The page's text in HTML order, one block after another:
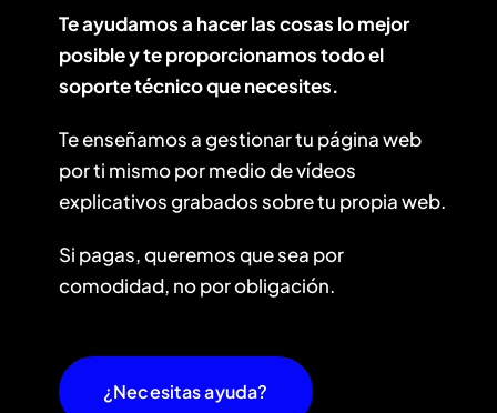
Te ayudamos a hacer las cosas lo mejor
posible y te proporcionamos todo el
soporte técnico que necesites.
Te enseñamos a gestionar tu página web
por ti mismo por medio de vídeos
explicativos grabados sobre tu propia web.
Si pagas, queremos que sea por
comodidad, no por obligación.
¿Necesitas ayuda?